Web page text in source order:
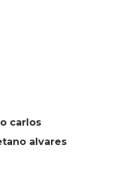
carlos
alvares